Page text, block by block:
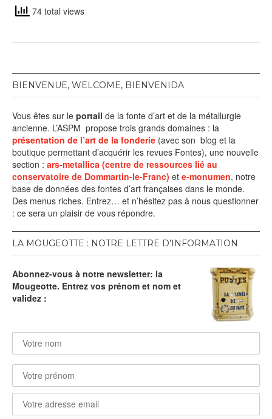
74 total views
BIENVENUE, WELCOME, BIENVENIDA
Vous êtes sur le portail de la fonte d’art et de la métallurgie
ancienne. L’ASPM propose trois grands domaines : la
présentation de l’art de la fonderie (avec son blog et la
boutique permettant d’acquérir les revues Fontes), une nouvelle
section : ars-metallica (centre de ressources lié au
conservatoire de Dommartin-le-Franc) et e-monumen, notre
base de données des fontes d’art françaises dans le monde.
Des menus riches. Entrez… et n’hésitez pas à nous questionner
: ce sera un plaisir de vous répondre.
LA MOUGEOTTE : NOTRE LETTRE D’INFORMATION
Abonnez-vous à notre newsletter: la
Mougeotte. Entrez vos prénom et nom et
validez :